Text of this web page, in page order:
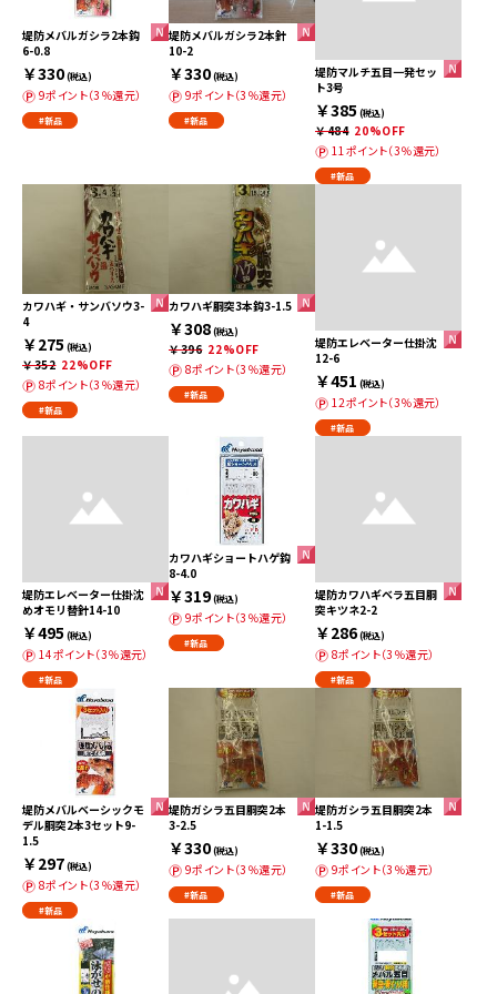
堤防メバルガシラ2本鈎
6-0.8
￥330(税込)
9ポイント（3％還元）
#新品
堤防メバルガシラ2本針
10-2
￥330(税込)
9ポイント（3％還元）
#新品
堤防マルチ五目一発セッ
ト3号
￥385 (税込)
￥484 20%OFF
11ポイント（3％還元）
#新品
カワハギ・サンバソウ3-
4
￥275 (税込)
￥352 22%OFF
8ポイント（3％還元）
#新品
カワハギ胴突3本鈎3-1.5
￥308(税込)
￥396 22%OFF
8ポイント（3％還元）
#新品
堤防エレベーター仕掛沈
12-6
￥451 (税込)
12ポイント（3％還元）
#新品
堤防エレベーター仕掛沈
めオモリ替針14-10
￥495 (税込)
14ポイント（3％還元）
#新品
カワハギショートハゲ鈎
8-4.0
￥319(税込)
9ポイント（3％還元）
#新品
堤防カワハギベラ五目胴
突キツネ2-2
￥286(税込)
8ポイント（3％還元）
#新品
堤防メバルベーシックモ
デル胴突2本3セット9-
1.5
￥297(税込)
8ポイント（3％還元）
#新品
堤防ガシラ五目胴突2本
3-2.5
￥330(税込)
9ポイント（3％還元）
#新品
堤防ガシラ五目胴突2本
1-1.5
￥330(税込)
9ポイント（3％還元）
#新品